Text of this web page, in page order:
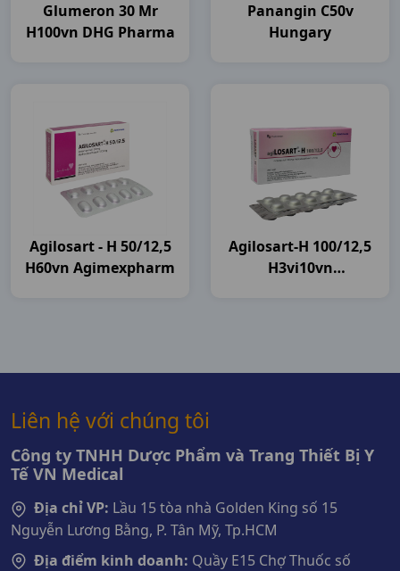
Glumeron 30 Mr
H100vn DHG Pharma
Panangin C50v
Hungary
Agilosart - H 50/12,5
H60vn Agimexpharm
Agilosart-H 100/12,5
H3vi10vn
Liên hệ với chúng tôi
Công ty TNHH Dược Phẩm và Trang Thiết Bị Y
Tế VN Medical
Địa chỉ VP: Lầu 15 tòa nhà Golden King số 15
Nguyễn Lương Bằng, P. Tân Mỹ, Tp.HCM
Địa điểm kinh doanh: Quầy E15 Chợ Thuốc số